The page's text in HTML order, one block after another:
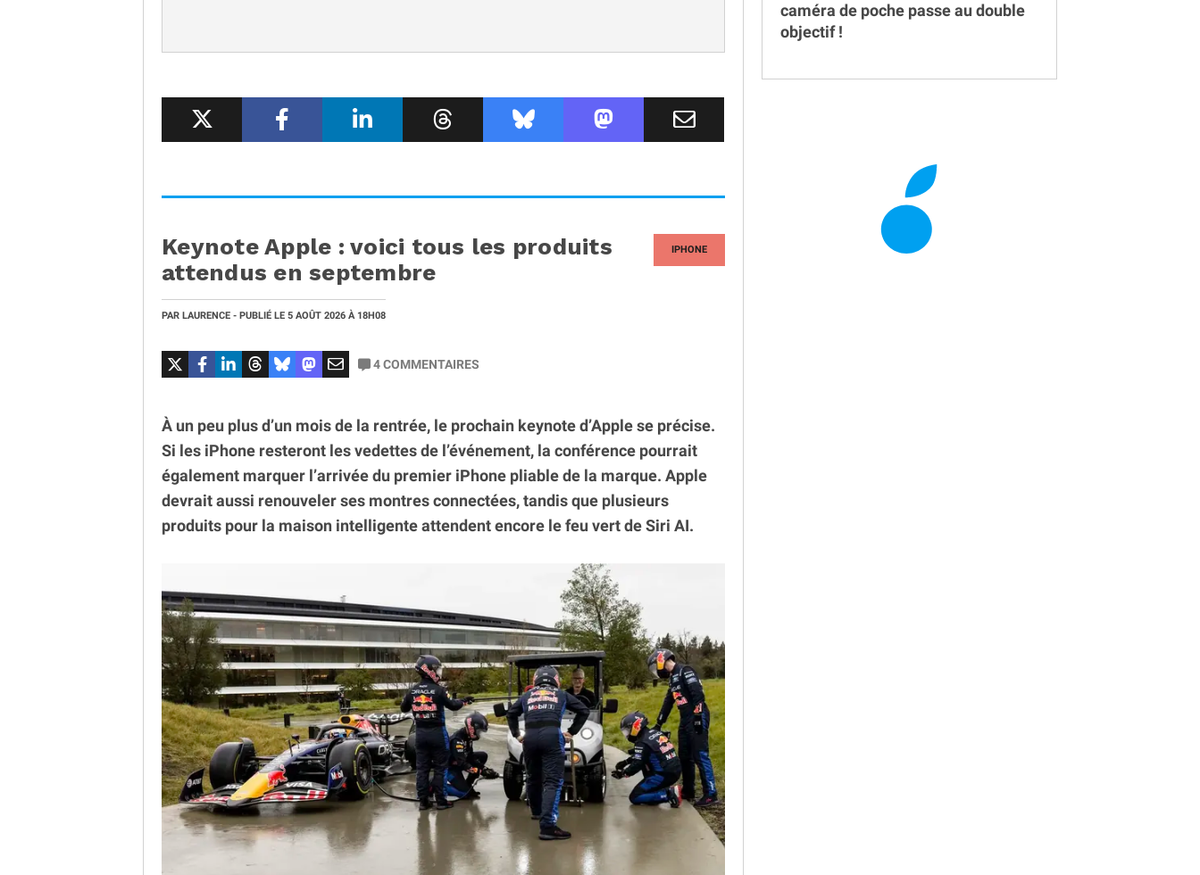
IPHONE
Keynote Apple : voici tous les produits
attendus en septembre
PAR LAURENCE - PUBLIÉ LE 5 AOÛT 2026 À 18H08
4COMMENTAIRES
À un peu plus d’un mois de la rentrée, le prochain keynote d’Apple se précise.
Si les iPhone resteront les vedettes de l’événement, la conférence pourrait
également marquer l’arrivée du premier iPhone pliable de la marque. Apple
devrait aussi renouveler ses montres connectées, tandis que plusieurs
produits pour la maison intelligente attendent encore le feu vert de Siri AI.
caméra de poche passe au double
objectif !